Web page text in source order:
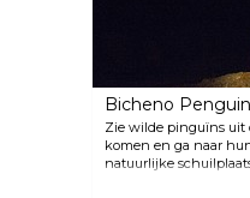
Bicheno
Zie wilde pinguïns uit
komen en ga naar
natuurlijke
donker. De tour is